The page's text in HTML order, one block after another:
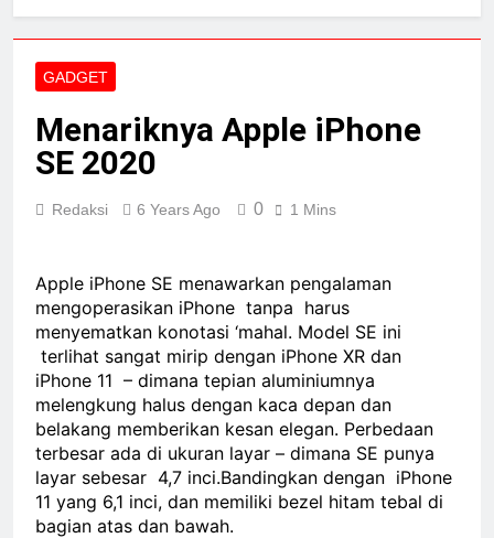
GADGET
Menariknya Apple iPhone
SE 2020
Redaksi 6 Years Ago 0 1 Mins
Apple iPhone SE menawarkan pengalaman
mengoperasikan iPhone tanpa harus
menyematkan konotasi ‘mahal. Model SE ini
terlihat sangat mirip dengan iPhone XR dan
iPhone 11 – dimana tepian aluminiumnya
melengkung halus dengan kaca depan dan
belakang memberikan kesan elegan. Perbedaan
terbesar ada di ukuran layar – dimana SE punya
layar sebesar 4,7 inci.Bandingkan dengan iPhone
11 yang 6,1 inci, dan memiliki bezel hitam tebal di
bagian atas dan bawah.